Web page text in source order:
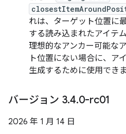
れは、ターゲット位置に
する読み込まれたアイテ
理想的なアンカー可能な
ト位置にない場合に、ア
生成するために使用できま
バージョン 3.4.0-rc01
2026 年 1 月 14 日